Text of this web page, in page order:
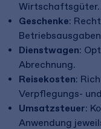
Wirtschaftsgüter.
Geschenke:
Dienstwagen:
Abrechnung.
Reisekosten:
Verpflegungs-
Umsatzsteuer:
Anwendung